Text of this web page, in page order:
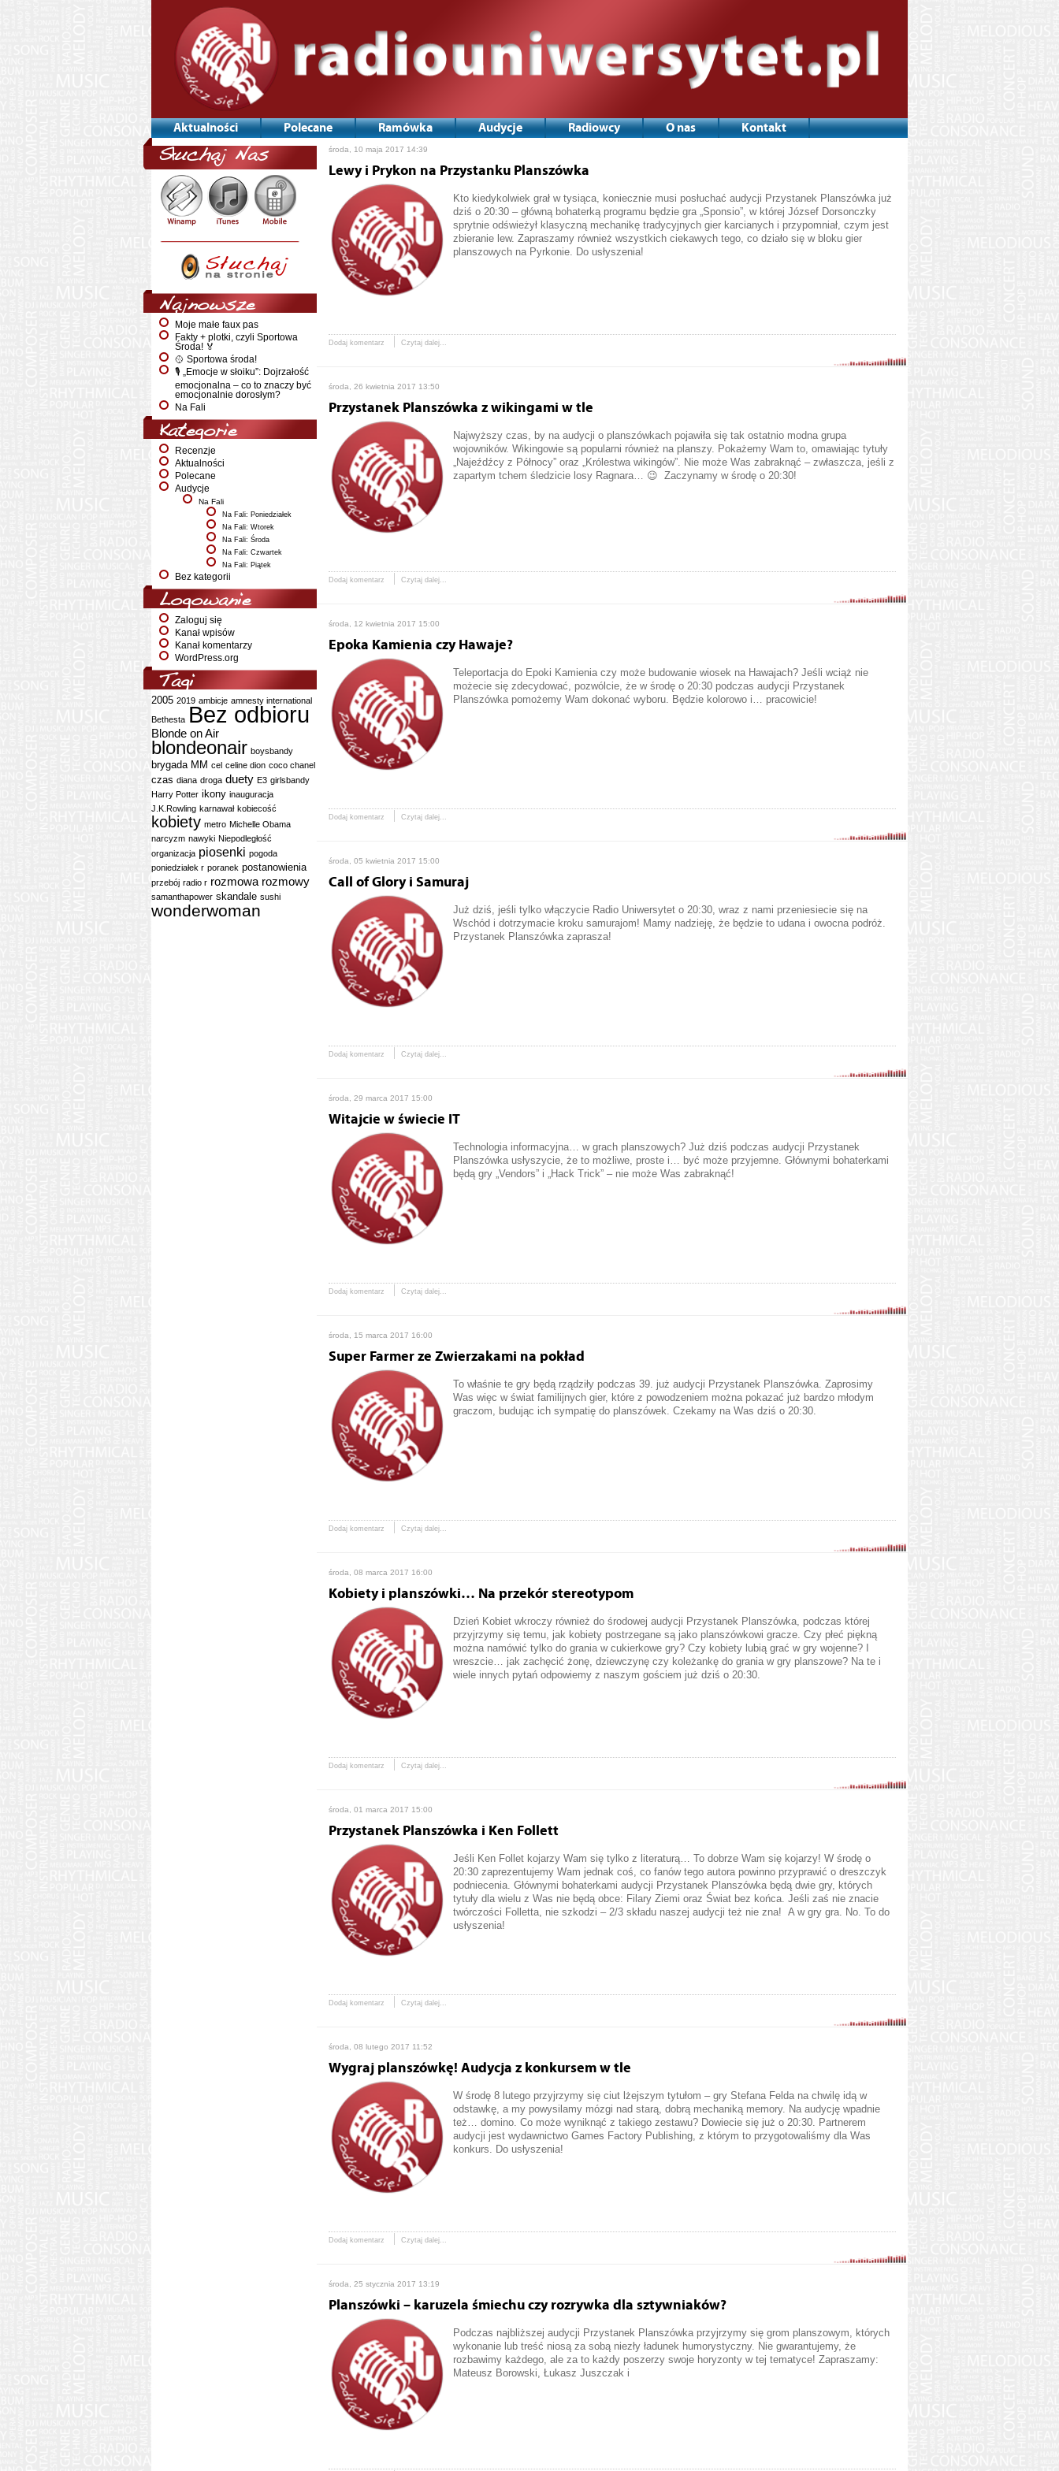
Aktualności Polecane Ramówka Audycje Radiowcy O nas Kontakt
Słuchaj Nas
Najnowsze
Moje małe faux pas
Fakty + plotki, czyli Sportowa
Środa! 🏅
🥎 Sportowa środa!
🎙️ „Emocje w słoiku”: Dojrzałość
emocjonalna – co to znaczy być
emocjonalnie dorosłym?
Na Fali
Kategorie
Recenzje
Aktualności
Polecane
Audycje
Na Fali
Na Fali: Poniedziałek
Na Fali: Wtorek
Na Fali: Środa
Na Fali: Czwartek
Na Fali: Piątek
Bez kategorii
Logowanie
Zaloguj się
Kanał wpisów
Kanał komentarzy
WordPress.org
Tagi
2005 2019 ambicje amnesty international
Bethesta Bez odbioru
Blonde on Air
blondeonair boysbandy
brygada MM cel celine dion coco chanel
czas diana droga duety E3 girlsbandy
Harry Potter ikony inauguracja
J.K.Rowling karnawał kobiecość
kobiety metro Michelle Obama
narcyzm nawyki Niepodległość
organizacja piosenki pogoda
poniedziałek r poranek postanowienia
przebój radio r rozmowa rozmowy
samanthapower skandale sushi
wonderwoman
środa, 10 maja 2017 14:39
Lewy i Prykon na Przystanku Planszówka
Kto kiedykolwiek grał w tysiąca, koniecznie musi posłuchać audycji Przystanek Planszówka już
dziś o 20:30 – główną bohaterką programu będzie gra „Sponsio”, w której József Dorsonczky
sprytnie odświeżył klasyczną mechanikę tradycyjnych gier karcianych i przypomniał, czym jest
zbieranie lew. Zapraszamy również wszystkich ciekawych tego, co działo się w bloku gier
planszowych na Pyrkonie. Do usłyszenia!
Dodaj komentarz Czytaj dalej...
środa, 26 kwietnia 2017 13:50
Przystanek Planszówka z wikingami w tle
Najwyższy czas, by na audycji o planszówkach pojawiła się tak ostatnio modna grupa
wojowników. Wikingowie są popularni również na planszy. Pokażemy Wam to, omawiając tytuły
„Najeźdźcy z Północy” oraz „Królestwa wikingów”. Nie może Was zabraknąć – zwłaszcza, jeśli z
zapartym tchem śledzicie losy Ragnara… 😉 Zaczynamy w środę o 20:30!
Dodaj komentarz Czytaj dalej...
środa, 12 kwietnia 2017 15:00
Epoka Kamienia czy Hawaje?
Teleportacja do Epoki Kamienia czy może budowanie wiosek na Hawajach? Jeśli wciąż nie
możecie się zdecydować, pozwólcie, że w środę o 20:30 podczas audycji Przystanek
Planszówka pomożemy Wam dokonać wyboru. Będzie kolorowo i… pracowicie!
Dodaj komentarz Czytaj dalej...
środa, 05 kwietnia 2017 15:00
Call of Glory i Samuraj
Już dziś, jeśli tylko włączycie Radio Uniwersytet o 20:30, wraz z nami przeniesiecie się na
Wschód i dotrzymacie kroku samurajom! Mamy nadzieję, że będzie to udana i owocna podróż.
Przystanek Planszówka zaprasza!
Dodaj komentarz Czytaj dalej...
środa, 29 marca 2017 15:00
Witajcie w świecie IT
Technologia informacyjna… w grach planszowych? Już dziś podczas audycji Przystanek
Planszówka usłyszycie, że to możliwe, proste i… być może przyjemne. Głównymi bohaterkami
będą gry „Vendors” i „Hack Trick” – nie może Was zabraknąć!
Dodaj komentarz Czytaj dalej...
środa, 15 marca 2017 16:00
Super Farmer ze Zwierzakami na pokład
To właśnie te gry będą rządziły podczas 39. już audycji Przystanek Planszówka. Zaprosimy
Was więc w świat familijnych gier, które z powodzeniem można pokazać już bardzo młodym
graczom, budując ich sympatię do planszówek. Czekamy na Was dziś o 20:30.
Dodaj komentarz Czytaj dalej...
środa, 08 marca 2017 16:00
Kobiety i planszówki… Na przekór stereotypom
Dzień Kobiet wkroczy również do środowej audycji Przystanek Planszówka, podczas której
przyjrzymy się temu, jak kobiety postrzegane są jako planszówkowi gracze. Czy płeć piękną
można namówić tylko do grania w cukierkowe gry? Czy kobiety lubią grać w gry wojenne? I
wreszcie… jak zachęcić żonę, dziewczynę czy koleżankę do grania w gry planszowe? Na te i
wiele innych pytań odpowiemy z naszym gościem już dziś o 20:30.
Dodaj komentarz Czytaj dalej...
środa, 01 marca 2017 15:00
Przystanek Planszówka i Ken Follett
Jeśli Ken Follet kojarzy Wam się tylko z literaturą… To dobrze Wam się kojarzy! W środę o
20:30 zaprezentujemy Wam jednak coś, co fanów tego autora powinno przyprawić o dreszczyk
podniecenia. Głównymi bohaterkami audycji Przystanek Planszówka będą dwie gry, których
tytuły dla wielu z Was nie będą obce: Filary Ziemi oraz Świat bez końca. Jeśli zaś nie znacie
twórczości Folletta, nie szkodzi – 2/3 składu naszej audycji też nie zna! A w gry gra. No. To do
usłyszenia!
Dodaj komentarz Czytaj dalej...
środa, 08 lutego 2017 11:52
Wygraj planszówkę! Audycja z konkursem w tle
W środę 8 lutego przyjrzymy się ciut lżejszym tytułom – gry Stefana Felda na chwilę idą w
odstawkę, a my powysilamy mózgi nad starą, dobrą mechaniką memory. Na audycję wpadnie
też… domino. Co może wyniknąć z takiego zestawu? Dowiecie się już o 20:30. Partnerem
audycji jest wydawnictwo Games Factory Publishing, z którym to przygotowaliśmy dla Was
konkurs. Do usłyszenia!
Dodaj komentarz Czytaj dalej...
środa, 25 stycznia 2017 13:19
Planszówki – karuzela śmiechu czy rozrywka dla sztywniaków?
Podczas najbliższej audycji Przystanek Planszówka przyjrzymy się grom planszowym, których
wykonanie lub treść niosą za sobą niezły ładunek humorystyczny. Nie gwarantujemy, że
rozbawimy każdego, ale za to każdy poszerzy swoje horyzonty w tej tematyce! Zapraszamy:
Mateusz Borowski, Łukasz Juszczak i
Nawigacja
po
wpisach